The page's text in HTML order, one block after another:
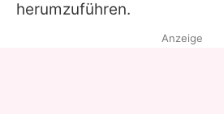
herumzuführen.
Anzeige